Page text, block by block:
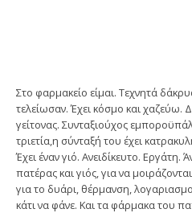
Στο φαρμακείο είμαι. Τεχνητά
τελείωσαν. Έχει κόσμο και
γείτονας. Συνταξιούχος
τριετία,η σύνταξή του έχει
Έχει έναν γιό. Ανειδίκευτο.
πατέρας και γιός, για να
για το δυάρι, θέρμανση,
κάτι να φάνε. Και τα φάρμακα του